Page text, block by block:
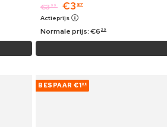
€3 99 €3 87
Actieprijs
Normale prijs:€6 39
BESPAAR €108